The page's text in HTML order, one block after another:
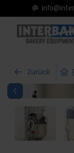
Zurück